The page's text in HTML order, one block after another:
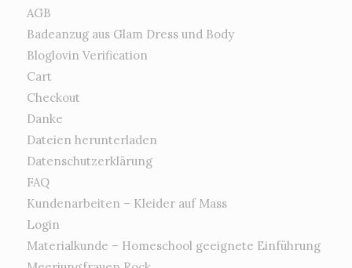
AGB
Badeanzug aus Glam Dress und Body
Bloglovin Verification
Cart
Checkout
Danke
Dateien herunterladen
Datenschutzerklärung
FAQ
Kundenarbeiten – Kleider auf Mass
Login
Materialkunde – Homeschool geeignete Einführung